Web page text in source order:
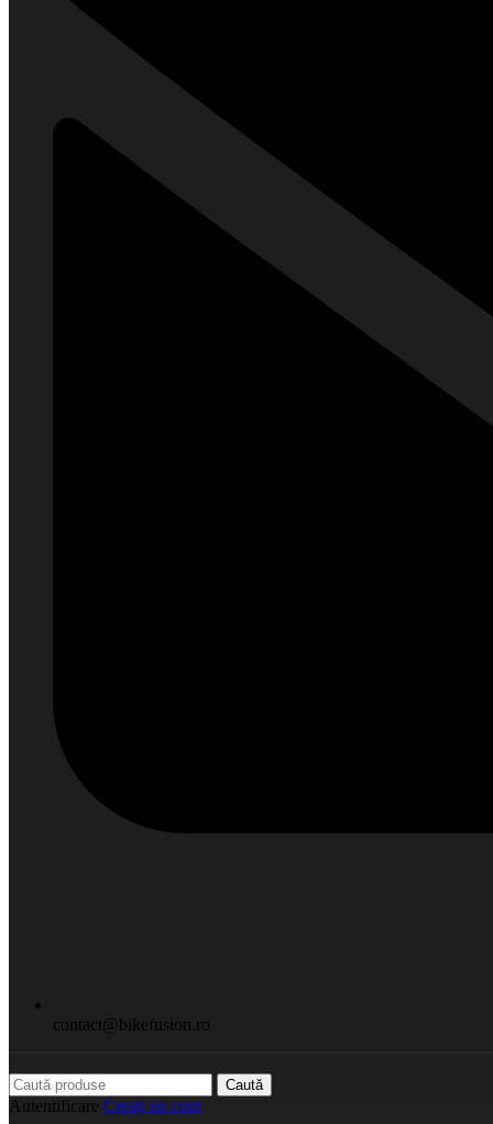
contact@bikefusion.ro
Caută
Autentificare Creați un cont